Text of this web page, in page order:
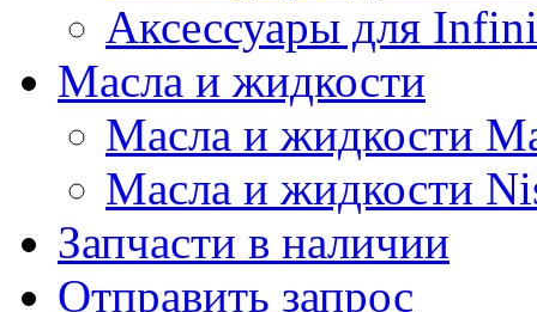
Аксессуары для
Масла и жидкости
Масла и жидкости
Масла и жидкости
Запчасти в наличии
Отправить запрос